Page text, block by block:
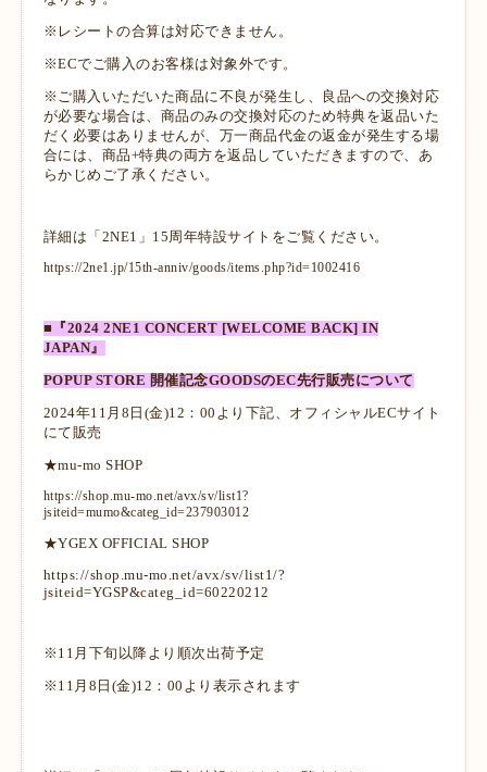
※レシートの合算は対応できません。
※ECでご購入のお客様は対象外です。
※ご購入いただいた商品に不良が発生し、良品への交換対応
が必要な場合は、商品のみの交換対応のため特典を返品いた
だく必要はありませんが、万一商品代金の返金が発生する場
合には、商品+特典の両方を返品していただきますので、あ
らかじめご了承ください。
詳細は「2NE1」15周年特設サイトをご覧ください。
https://2ne1.jp/15th-anniv/goods/items.php?id=1002416
■『2024 2NE1 CONCERT [WELCOME BACK] IN
JAPAN』
POPUP STORE 開催記念GOODSのEC先行販売について
2024年11月8日(金)12：00より下記、オフィシャルECサイト
にて販売
★mu-mo SHOP
https://shop.mu-mo.net/avx/sv/list1?
jsiteid=mumo&categ_id=237903012
★YGEX OFFICIAL SHOP
https://shop.mu-mo.net/avx/sv/list1/?
jsiteid=YGSP&categ_id=60220212
※11月下旬以降より順次出荷予定
※11月8日(金)12：00より表示されます